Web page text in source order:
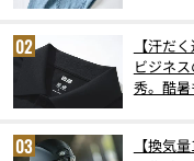
【汗だ
ビジネ
秀。酷
【換気